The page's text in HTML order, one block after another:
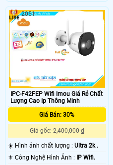
IPC-F42FEP Wifi Imou Giá Rẻ Chất
Lượng Cao Ip Thông Minh
Giá Bán: 30%
Giá gốc: 2,400,000 ₫
☀️ Hình ảnh chất lượng : Ultra 2k .
⚜️ Công Nghệ Hình Ảnh : IP Wifi.
2051